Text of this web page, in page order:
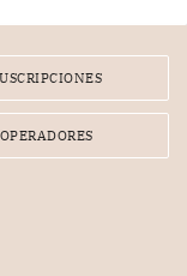
OPERADORES